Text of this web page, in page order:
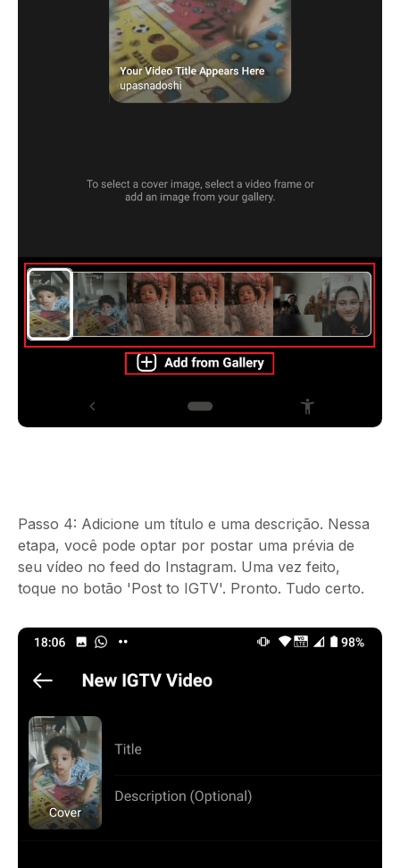
Passo 4: Adicione um título e uma descrição. Nessa
etapa, você pode optar por postar uma prévia de
seu vídeo no feed do Instagram. Uma vez feito,
toque no botão 'Post to IGTV'. Pronto. Tudo certo.